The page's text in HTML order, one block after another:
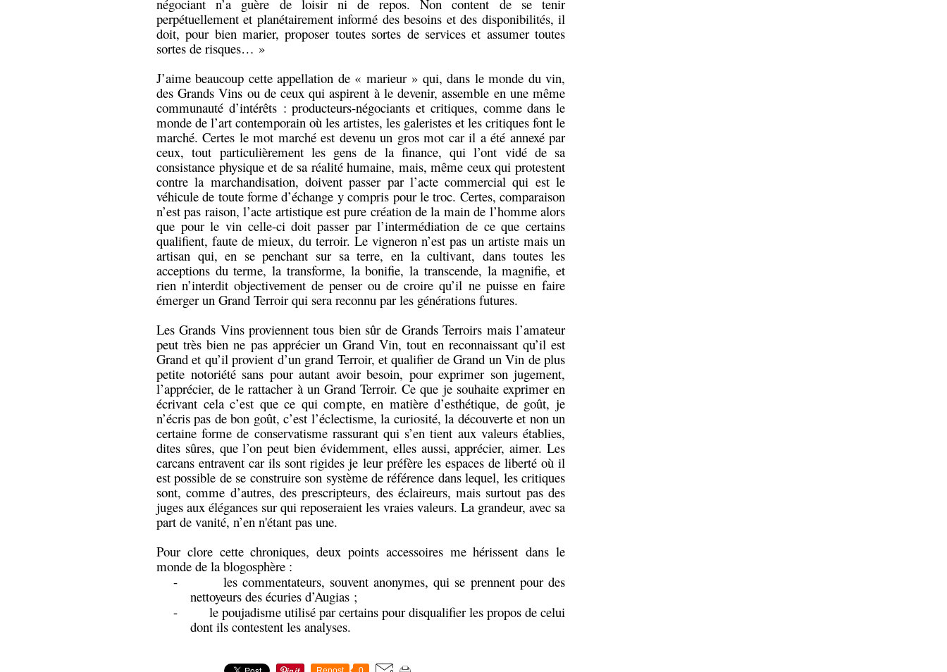
négociant n’a guère de loisir ni de repos. Non content de se tenir
perpétuellement et planétairement informé des besoins et des disponibilités, il
doit, pour bien marier, proposer toutes sortes de services et assumer toutes
sortes de risques… »
J’aime beaucoup cette appellation de « marieur » qui, dans le monde du vin,
des Grands Vins ou de ceux qui aspirent à le devenir, assemble en une même
communauté d’intérêts : producteurs-négociants et critiques, comme dans le
monde de l’art contemporain où les artistes, les galeristes et les critiques font le
marché. Certes le mot marché est devenu un gros mot car il a été annexé par
ceux, tout particulièrement les gens de la finance, qui l’ont vidé de sa
consistance physique et de sa réalité humaine, mais, même ceux qui protestent
contre la marchandisation, doivent passer par l’acte commercial qui est le
véhicule de toute forme d’échange y compris pour le troc. Certes, comparaison
n’est pas raison, l’acte artistique est pure création de la main de l’homme alors
que pour le vin celle-ci doit passer par l’intermédiation de ce que certains
qualifient, faute de mieux, du terroir. Le vigneron n’est pas un artiste mais un
artisan qui, en se penchant sur sa terre, en la cultivant, dans toutes les
acceptions du terme, la transforme, la bonifie, la transcende, la magnifie, et
rien n’interdit objectivement de penser ou de croire qu’il ne puisse en faire
émerger un Grand Terroir qui sera reconnu par les générations futures.
Les Grands Vins proviennent tous bien sûr de Grands Terroirs mais l’amateur
peut très bien ne pas apprécier un Grand Vin, tout en reconnaissant qu’il est
Grand et qu’il provient d’un grand Terroir, et qualifier de Grand un Vin de plus
petite notoriété sans pour autant avoir besoin, pour exprimer son jugement,
l’apprécier, de le rattacher à un Grand Terroir. Ce que je souhaite exprimer en
écrivant cela c’est que ce qui compte, en matière d’esthétique, de goût, je
n’écris pas de bon goût, c’est l’éclectisme, la curiosité, la découverte et non un
certaine forme de conservatisme rassurant qui s’en tient aux valeurs établies,
dites sûres, que l’on peut bien évidemment, elles aussi, apprécier, aimer. Les
carcans entravent car ils sont rigides je leur préfère les espaces de liberté où il
est possible de se construire son système de référence dans lequel, les critiques
sont, comme d’autres, des prescripteurs, des éclaireurs, mais surtout pas des
juges aux élégances sur qui reposeraient les vraies valeurs. La grandeur, avec sa
part de vanité, n’en n'étant pas une.
Pour clore cette chroniques, deux points accessoires me hérissent dans le
monde de la blogosphère :
-
les commentateurs, souvent anonymes, qui se prennent pour des
nettoyeurs des écuries d’Augias ;
-
le poujadisme utilisé par certains pour disqualifier les propos de celui
dont ils contestent les analyses.